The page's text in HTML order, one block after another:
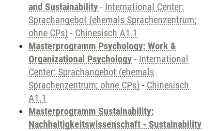
and Sustainability - International Center:
Sprachangebot (ehemals Sprachenzentrum;
ohne CPs) - Chinesisch A1.1
Masterprogramm Psychology: Work &
Organizational Psychology - International
Center: Sprachangebot (ehemals
Sprachenzentrum; ohne CPs) - Chinesisch
A1.1
Masterprogramm Sustainability:
Nachhaltigkeitswissenschaft - Sustainability